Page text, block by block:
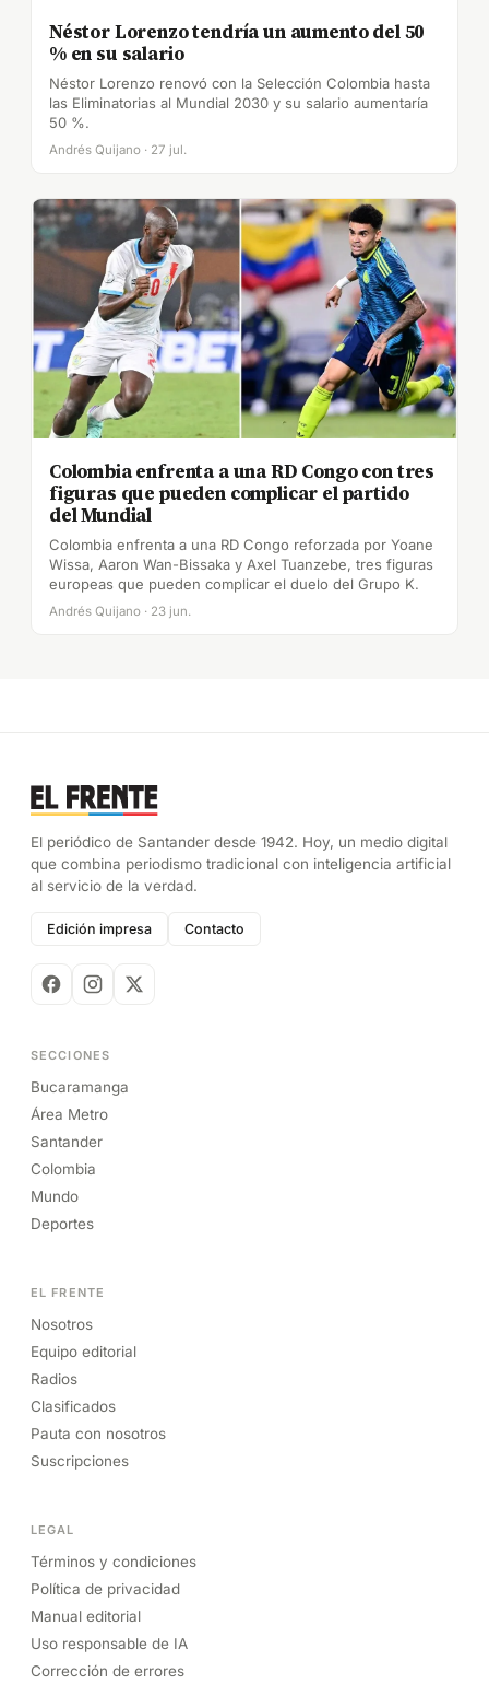
Néstor Lorenzo tendría un aumento del 50
% en su salario
Néstor Lorenzo renovó con la Selección Colombia hasta
las Eliminatorias al Mundial 2030 y su salario aumentaría
50 %.
Andrés Quijano · 27 jul.
Colombia enfrenta a una RD Congo con tres
figuras que pueden complicar el partido
del Mundial
Colombia enfrenta a una RD Congo reforzada por Yoane
Wissa, Aaron Wan-Bissaka y Axel Tuanzebe, tres figuras
europeas que pueden complicar el duelo del Grupo K.
Andrés Quijano · 23 jun.
El periódico de Santander desde 1942. Hoy, un medio digital
que combina periodismo tradicional con inteligencia artificial
al servicio de la verdad.
Edición impresa Contacto
SECCIONES
Bucaramanga
Área Metro
Santander
Colombia
Mundo
Deportes
EL FRENTE
Nosotros
Equipo editorial
Radios
Clasificados
Pauta con nosotros
Suscripciones
LEGAL
Términos y condiciones
Política de privacidad
Manual editorial
Uso responsable de IA
Corrección de errores